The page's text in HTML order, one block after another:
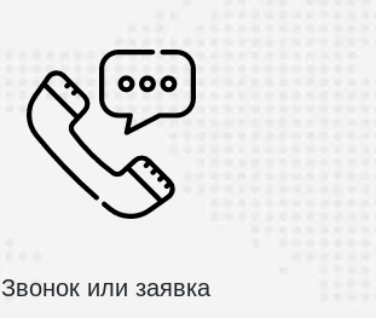
Звонок или заявка